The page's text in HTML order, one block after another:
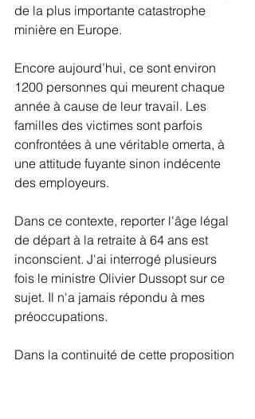
de la plus importante catastrophe
minière en Europe.
Encore aujourd’hui, ce sont environ
1200 personnes qui meurent chaque
année à cause de leur travail. Les
familles des victimes sont parfois
confrontées à une véritable omerta, à
une attitude fuyante sinon indécente
des employeurs.
Dans ce contexte, reporter l'âge légal
de départ à la retraite à 64 ans est
inconscient. J'ai interrogé plusieurs
fois le ministre Olivier Dussopt sur ce
sujet. Il n'a jamais répondu à mes
préoccupations.
Dans la continuité de cette proposition